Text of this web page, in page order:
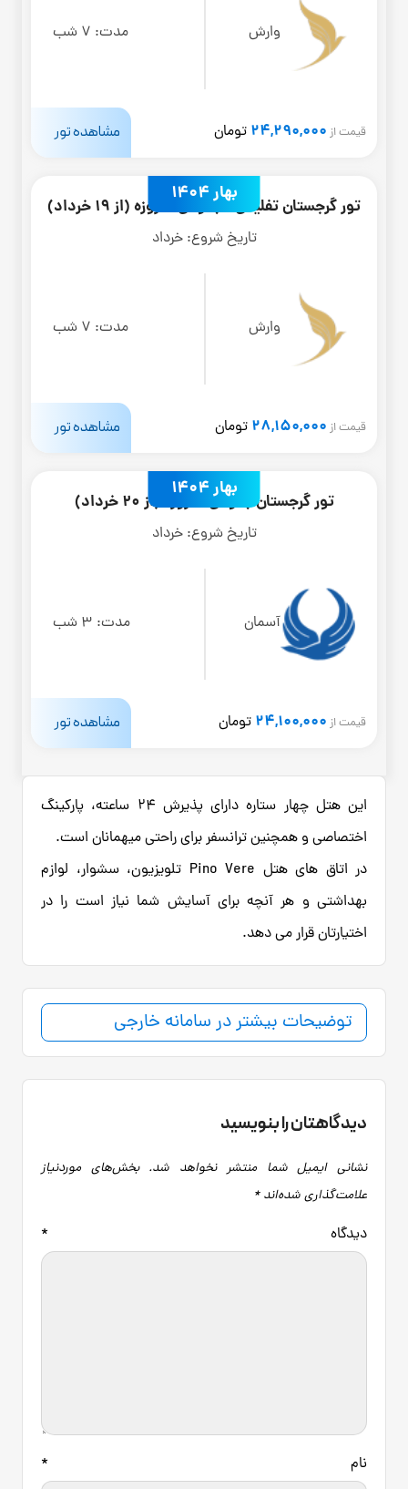
وارش مدت: 7 شب
قیمت از 24,290,000 تومان مشاهده تور
بهار 1404
تور گرجستان تفلیس + باتومی 8 روزه (از 19 خرداد)
تاریخ شروع: خرداد
وارش مدت: 7 شب
قیمت از 28,150,000 تومان مشاهده تور
بهار 1404
تور گرجستان باتومی 4 روزه (از 20 خرداد)
تاریخ شروع: خرداد
آسمان مدت: 3 شب
قیمت از 24,100,000 تومان مشاهده تور
این هتل چهار ستاره دارای پذیرش 24 ساعته، پارکینگ
اختصاصی و همچنین ترانسفر برای راحتی میهمانان است.
در اتاق های هتل Pino Vere تلویزیون، سشوار، لوازم
بهداشتی و هر آنچه برای آسایش شما نیاز است را در
اختیارتان قرار می دهد.
توضیحات بیشتر در سامانه خارجی
دیدگاهتان را بنویسید
نشانی ایمیل شما منتشر نخواهد شد. بخش‌های موردنیاز
علامت‌گذاری شده‌اند*
دیدگاه *
نام *